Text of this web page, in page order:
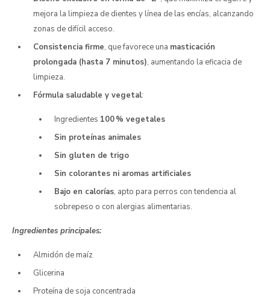
mejora la limpieza de dientes y línea de las encías, alcanzando
zonas de difícil acceso.
Consistencia firme, que favorece una masticación
prolongada (hasta 7 minutos), aumentando la eficacia de
limpieza.
Fórmula saludable y vegetal:
Ingredientes 100 % vegetales
Sin proteínas animales
Sin gluten de trigo
Sin colorantes ni aromas artificiales
Bajo en calorías, apto para perros con tendencia al
sobrepeso o con alergias alimentarias.
Ingredientes principales:
Almidón de maíz
Glicerina
Proteína de soja concentrada